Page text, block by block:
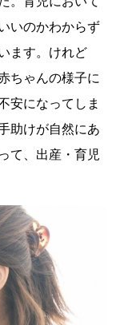
いのかわからず
ます。けれど
ちゃんの様子に
安になってしま
助けが自然にあ
て、出産・育児